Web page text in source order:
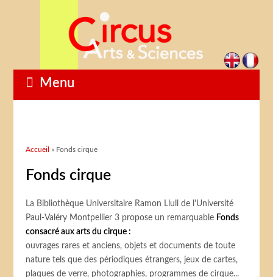
Menu
Vous êtes ici
Accueil » Fonds cirque
Fonds cirque
La Bibliothèque Universitaire Ramon Llull de l'Université
Paul-Valéry Montpellier 3 propose un remarquable Fonds
consacré aux arts du cirque :
ouvrages rares et anciens, objets et documents de toute
nature tels que des périodiques étrangers, jeux de cartes,
plaques de verre, photographies, programmes de cirque...